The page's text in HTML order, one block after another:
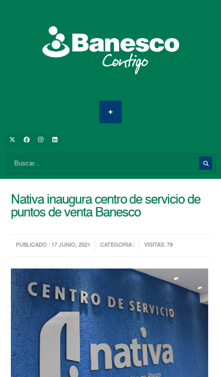
Nativa inaugura centro de servicio de
puntos de venta Banesco
PUBLICADO : 17 JUNIO, 2021 CATEGORIA : VISITAS: 79